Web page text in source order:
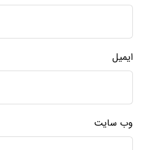
ایمیل
وب‌ سایت